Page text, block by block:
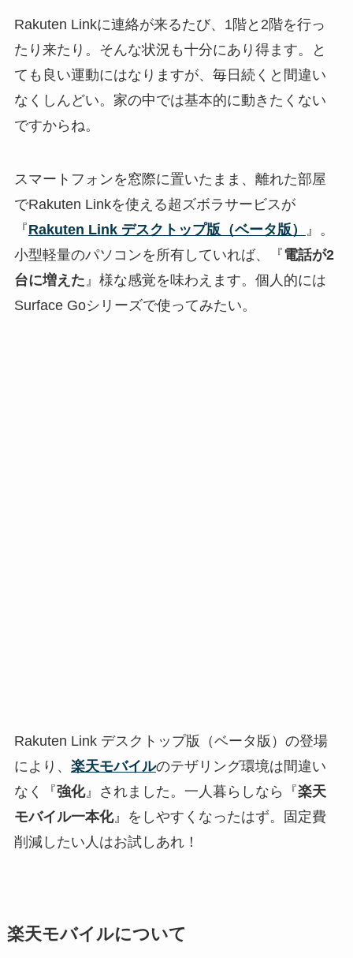
Rakuten Linkに連絡が来るたび、1階と2階を行っ
たり来たり。そんな状況も十分にあり得ます。と
ても良い運動にはなりますが、毎日続くと間違い
なくしんどい。家の中では基本的に動きたくない
ですからね。
スマートフォンを窓際に置いたまま、離れた部屋
でRakuten Linkを使える超ズボラサービスが
『Rakuten Link デスクトップ版（ベータ版）
』。
小型軽量のパソコンを所有していれば、『電話が2
台に増えた』様な感覚を味わえます。個人的には
Surface Goシリーズで使ってみたい。
Rakuten Link デスクトップ版（ベータ版）の登場
により、 楽天モバイルのテザリング環境は間違い
なく『強化』されました。一人暮らしなら『楽天
モバイル一本化』をしやすくなったはず。固定費
削減したい人はお試しあれ！
楽天モバイルについて